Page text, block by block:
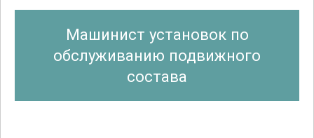
Машинист установок по
обслуживанию подвижного
состава